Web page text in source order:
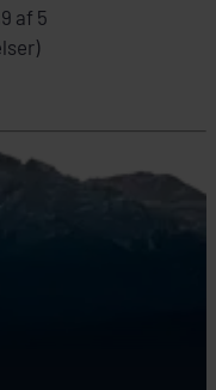
af 5